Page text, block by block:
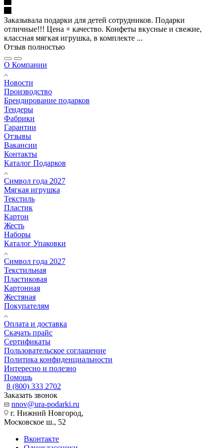
Заказывала подарки для детей сотрудников. Подарки
отличные!!! Цена + качество. Конфеты вкусные и свежие,
классная мягкая игрушка, в комплекте ...
Отзыв полностью
О Компании
Новости
Производство
Брендирование подарков
Тендеры
Фабрики
Гарантии
Отзывы
Вакансии
Контакты
Каталог Подарков
Символ года 2027
Мягкая игрушка
Текстиль
Пластик
Картон
Жесть
Наборы
Каталог Упаковки
Символ года 2027
Текстильная
Пластиковая
Картонная
Жестяная
Покупателям
Оплата и доставка
Скачать прайс
Сертификаты
Пользовательское соглашение
Политика конфиденциальности
Интересно и полезно
Помощь
8 (800) 333 2702
Заказать звонок
nnov@ura-podarki.ru
г. Нижний Новгород,
Московское ш., 52
Вконтакте